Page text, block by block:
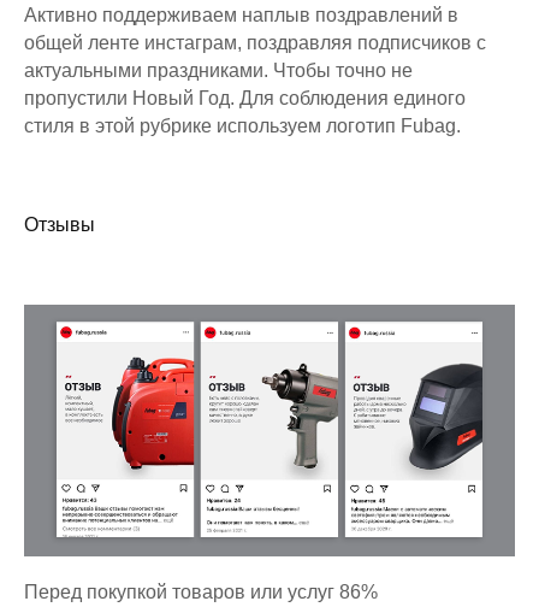
Активно поддерживаем наплыв поздравлений в
общей ленте инстаграм, поздравляя подписчиков с
актуальными праздниками. Чтобы точно не
пропустили Новый Год. Для соблюдения единого
стиля в этой рубрике используем логотип Fubag.
Отзывы
Перед покупкой товаров или услуг 86%